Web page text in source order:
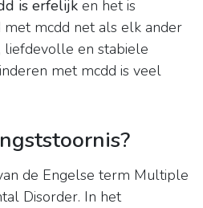
is erfelijk en het is
mcdd net als elk ander
liefdevolle en stabiele
met mcdd is veel
de Engelse term Multiple
Disorder. In het